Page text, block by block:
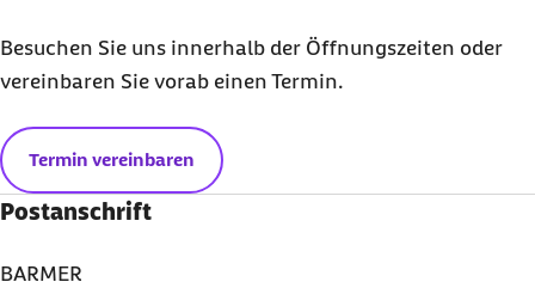
Besuchen Sie uns innerhalb der Öffnungszeiten oder
vereinbaren Sie vorab einen Termin.
Termin vereinbaren
Postanschrift
BARMER